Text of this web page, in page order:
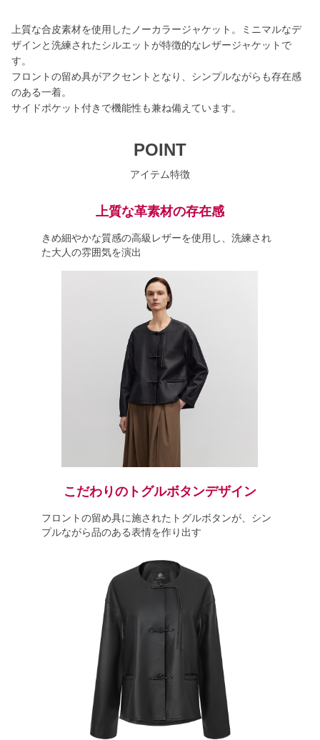
上質な合皮素材を使用したノーカラージャケット。ミニマルなデ
ザインと洗練されたシルエットが特徴的なレザージャケットで
す。
フロントの留め具がアクセントとなり、シンプルながらも存在感
のある一着。
サイドポケット付きで機能性も兼ね備えています。
POINT
アイテム特徴
上質な革素材の存在感
きめ細やかな質感の高級レザーを使用し、洗練され
た大人の雰囲気を演出
こだわりのトグルボタンデザイン
フロントの留め具に施されたトグルボタンが、シン
プルながら品のある表情を作り出す